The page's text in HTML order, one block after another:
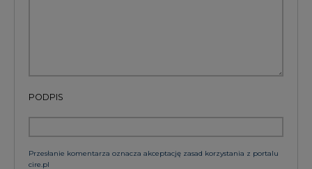
PODPIS
Przesłanie komentarza oznacza akceptację zasad korzystania z portalu
cire.pl